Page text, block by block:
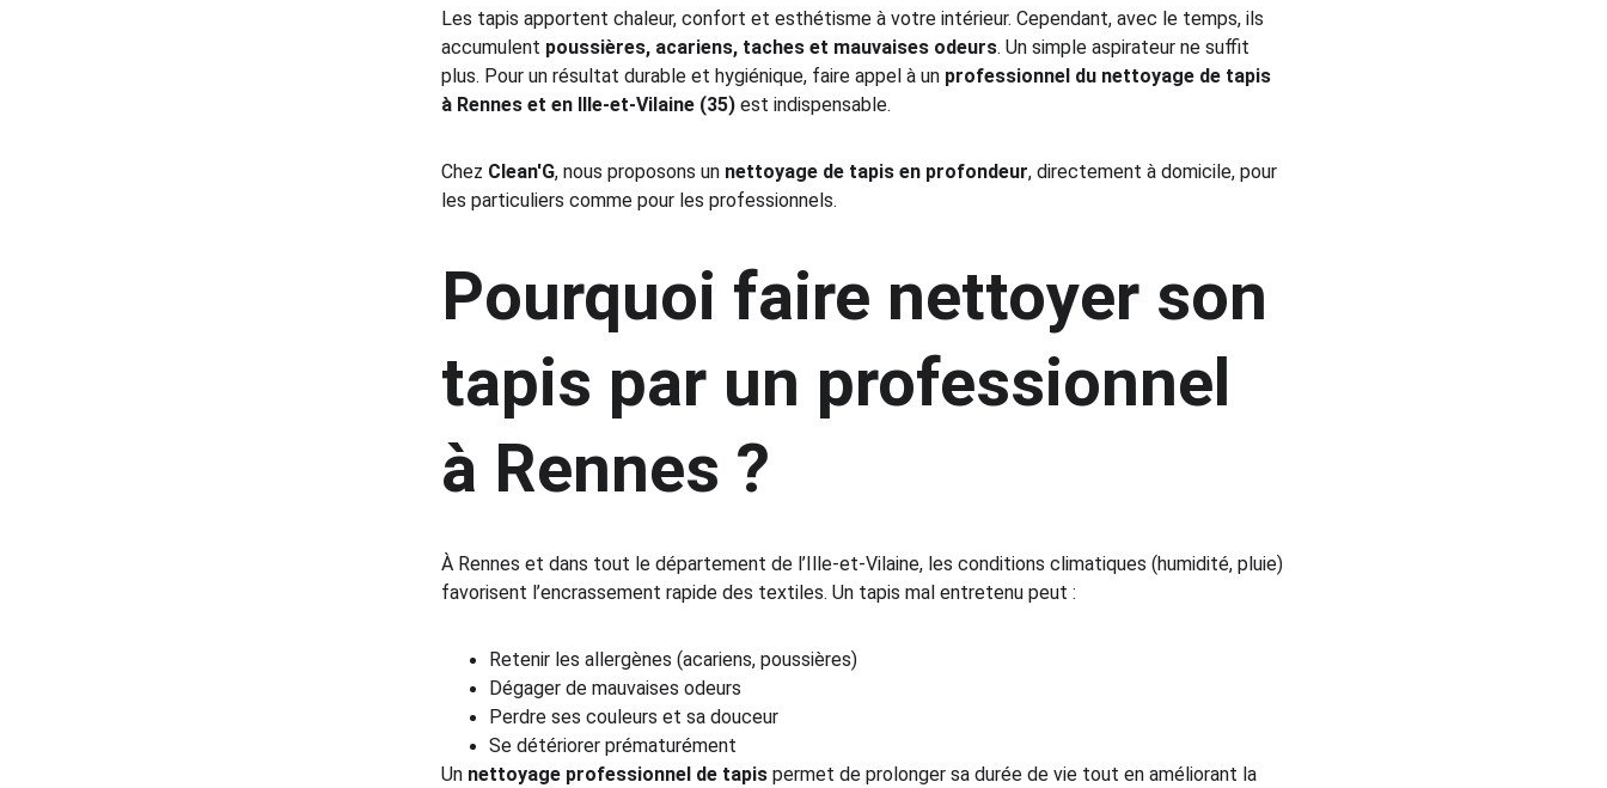
Les tapis apportent chaleur, confort et esthétisme à votre intérieur. Cependant, avec le temps, ils
accumulent poussières, acariens, taches et mauvaises odeurs. Un simple aspirateur ne suffit
plus. Pour un résultat durable et hygiénique, faire appel à un professionnel du nettoyage de tapis
à Rennes et en Ille-et-Vilaine (35) est indispensable.
Chez Clean'G, nous proposons un nettoyage de tapis en profondeur, directement à domicile, pour
les particuliers comme pour les professionnels.
Pourquoi faire nettoyer son
tapis par un professionnel
à Rennes ?
À Rennes et dans tout le département de l’Ille-et-Vilaine, les conditions climatiques (humidité, pluie)
favorisent l’encrassement rapide des textiles. Un tapis mal entretenu peut :
Retenir les allergènes (acariens, poussières)
Dégager de mauvaises odeurs
Perdre ses couleurs et sa douceur
Se détériorer prématurément
Un nettoyage professionnel de tapis permet de prolonger sa durée de vie tout en améliorant la